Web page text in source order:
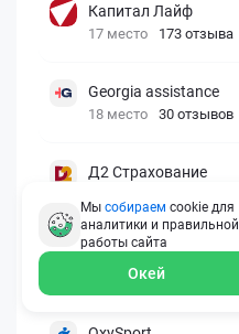
Капитал Лайф
17 место 173 отзыва
Georgia assistance
18 место 30 отзывов
Д2 Страхование
АйАйСи
20 место 7 отзывов
Мы собираем cookie для
аналитики и правильной
работы сайта
Окей